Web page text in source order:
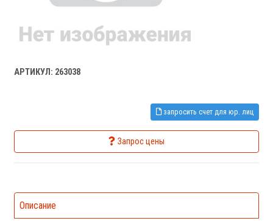
АРТИКУЛ: 263038
запросить счет для юр. лиц
Запрос цены
Описание